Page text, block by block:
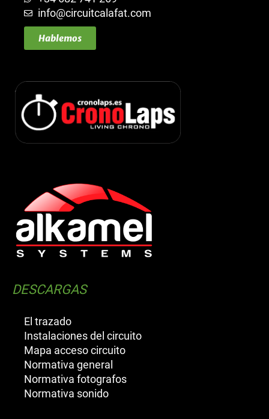
info@circuitcalafat.com
Hablemos
DESCARGAS
El trazado
Instalaciones del circuito
Mapa acceso circuito
Normativa general
Normativa fotografos
Normativa sonido